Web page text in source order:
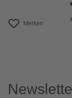
Merken